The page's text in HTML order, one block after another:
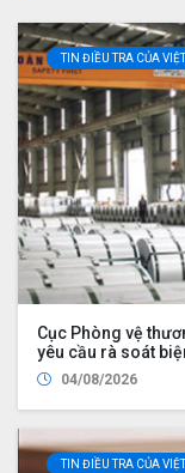
TIN ĐIỀU TRA CỦA
Cục Phòng vệ
yêu cầu rà soát
sản phẩm nhôm
Hoa
04/08/2026
TIN ĐIỀU TRA CỦA